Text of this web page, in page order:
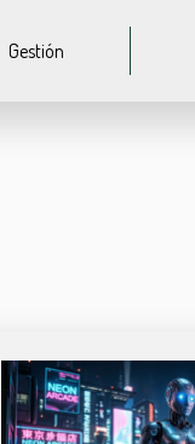
Gestión